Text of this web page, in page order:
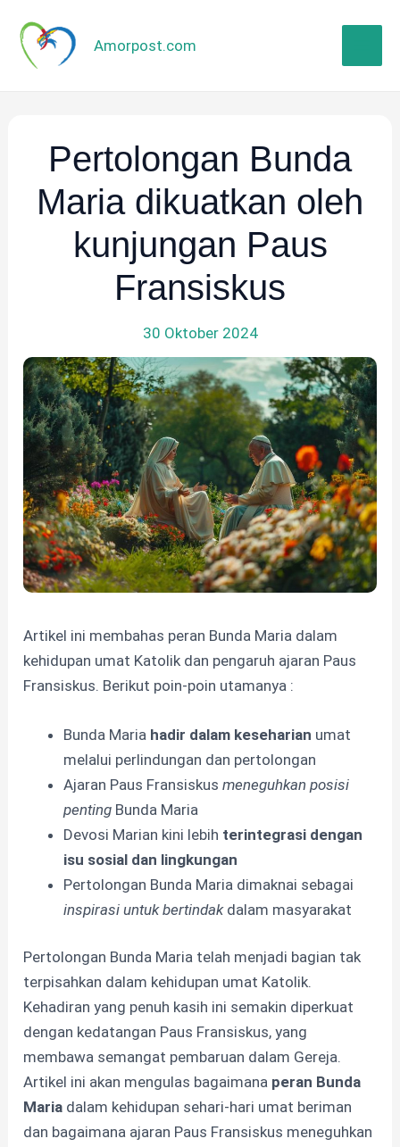
konten
Amorpost.com
Pertolongan Bunda
Maria dikuatkan oleh
kunjungan Paus
Fransiskus
30 Oktober 2024
Artikel ini membahas peran Bunda Maria dalam
kehidupan umat Katolik dan pengaruh ajaran Paus
Fransiskus. Berikut poin-poin utamanya :
Bunda Maria hadir dalam keseharian umat
melalui perlindungan dan pertolongan
Ajaran Paus Fransiskusmeneguhkan posisi
penting Bunda Maria
Devosi Marian kini lebih terintegrasi dengan
isu sosial dan lingkungan
Pertolongan Bunda Maria dimaknai sebagai
inspirasi untuk bertindakdalam masyarakat
Pertolongan Bunda Maria telah menjadi bagian tak
terpisahkan dalam kehidupan umat Katolik.
Kehadiran yang penuh kasih ini semakin diperkuat
dengan kedatangan Paus Fransiskus, yang
membawa semangat pembaruan dalam Gereja.
Artikel ini akan mengulas bagaimana peran Bunda
Maria dalam kehidupan sehari-hari umat beriman
dan bagaimana ajaran Paus Fransiskus meneguhkan